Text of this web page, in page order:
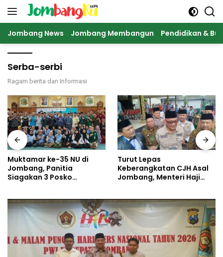
Langsung
Jombang News Jombang Membangun Pendidikan &
Serba-serbi
Ragam berita dan Informasi
Turut Lepas
Keberangkatan CJH Asal
Jombang, Menteri Haji
CJH Kloter 60-61 Asal
Jombang
Diberangkatkan, Diminta